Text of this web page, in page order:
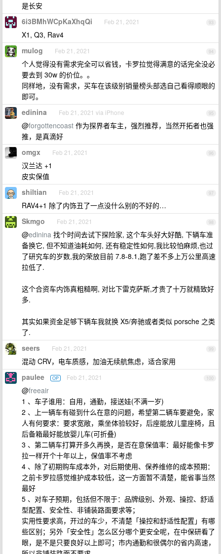
是长安
93
6i3BMhWCpKaXhqQi Feb 21, 2021
X1, Q3, Rav4
94
mulog Feb 21, 2021
个人觉得没有需求完全可以省钱，卡罗拉觉得满意的话完全没必
要去到 30w 的价位。。
同样地，没有需求，买车在该级别销量榜头部选自己看得顺眼的
即可。
95
edinina Feb 21, 2021 via iPhone
@forgottencoast 作为探界者车主，强烈推荐，当然开拓者也强
推，是真滴好
96
omgx Feb 21, 2021
汉兰达 +1
皮实保值
97
shiltian Feb 21, 2021
RAV4+1 除了内饰丑了一点没什么别的不好的…
98
Skmgo Feb 21, 2021
@edinina 找个时间去试下探险家, 这个车头好大好酷, 下辆车准
备换它, 但不知道油耗如何, 还有稳定性如何,我比较怕麻烦,也过
了研究车的岁数,我的荣放目前 7.8-8.1,跑了差不多上万公里高速
拉低了.
这个合资车内饰真粗糙啊, 对比下雷克萨斯,才贵了十万就精致好
多.
其实如果资金足够下辆车我就换 X5/奔驰或者类似 porsche 之类
了.
99
seers Feb 21, 2021
混动 CRV，电车质感，加油无续航焦虑，适合家用
100
paulee OP Feb 21, 2021
@freeair
1 、车子谁用：自用，通勤，接送娃(不满一岁)
2 、上一辆车有碰到什么在意的问题，希望第二辆车要避免，家
人有何要求：要求宽敞，乘坐体验较好，后座能放儿童座椅，且
后备箱最好能放婴儿车(可折叠)
3 、第二辆车打算开多久再换，是否在意保值率：最好能像卡罗
拉一样开个十年以上，保值率不考虑
4 、除了初期购车成本外，对后期使用、保养维修的成本预期：
之前卡罗拉感觉维护成本较低，这一方面暂不清楚，能省事当然
最好
5 、对车子预期，包括但不限于：品牌级别、外观、操控、舒适
型配置、安全性、非铺装路面要求等；
实用性要求高，开过的车少，不清楚「操控和舒适性配置」有哪
些区别；另外「安全性」怎么区分哪个更安全呢，在中保研看了
眼，是不是只要良好以上即可；市内通勤和很偶尔的省内高速，